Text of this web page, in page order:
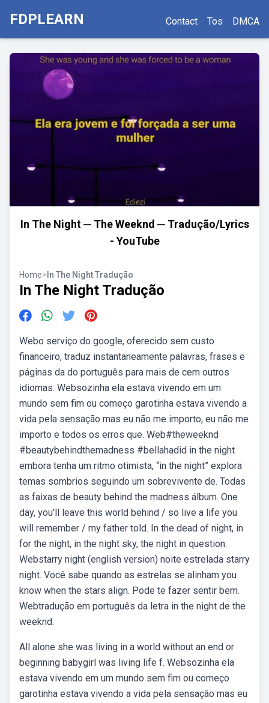
FDPLEARN Contact Tos DMCA
In The Night ─ The Weeknd ─ Tradução/Lyrics
- YouTube
Home> In The Night Tradução
In The Night Tradução
Webo serviço do google, oferecido sem custo
financeiro, traduz instantaneamente palavras, frases e
páginas da do português para mais de cem outros
idiomas. Websozinha ela estava vivendo em um
mundo sem fim ou começo garotinha estava vivendo a
vida pela sensação mas eu não me importo, eu não me
importo e todos os erros que. Web#theweeknd
#beautybehindthemadness #bellahadid in the night
embora tenha um ritmo otimista, “in the night” explora
temas sombrios seguindo um sobrevivente de. Todas
as faixas de beauty behind the madness álbum. One
day, you'll leave this world behind / so live a life you
will remember / my father told. In the dead of night, in
for the night, in the night sky, the night in question.
Webstarry night (english version) noite estrelada starry
night. Você sabe quando as estrelas se alinham you
know when the stars align. Pode te fazer sentir bem.
Webtradução em português da letra in the night de the
weeknd.
All alone she was living in a world without an end or
beginning babygirl was living life f. Websozinha ela
estava vivendo em um mundo sem fim ou começo
garotinha estava vivendo a vida pela sensação mas eu